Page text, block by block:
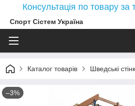
Консультація по товару
Спорт Сістем Україна
Каталог товарів Шведські
–3%